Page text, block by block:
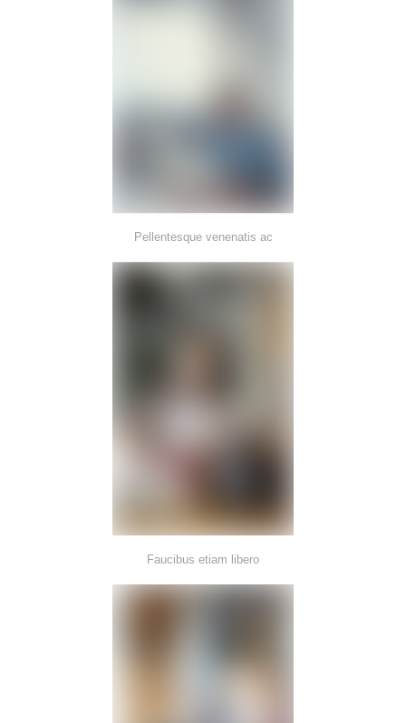
Pellentesque venenatis ac
Faucibus etiam libero